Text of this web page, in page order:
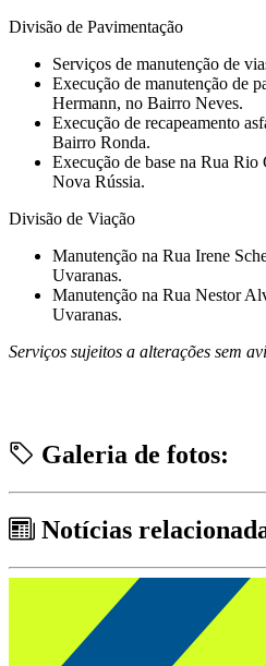
Divisão de Pavimentação
Serviços de manutenção de
⁠Execução de manutenção de
Hermann, no Bairro Neves.
⁠Execução de recapeamento
Bairro Ronda.
⁠Execução de base na Rua
Nova Rússia.
Divisão de Viação
Manutenção na Rua Irene
Uvaranas.
Manutenção na Rua Nestor
Uvaranas.
Serviços sujeitos a alterações sem
Galeria de fotos:
Notícias